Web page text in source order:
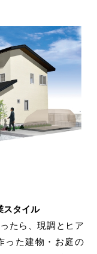
スタイル
たら、現調とヒア
った建物・お庭の